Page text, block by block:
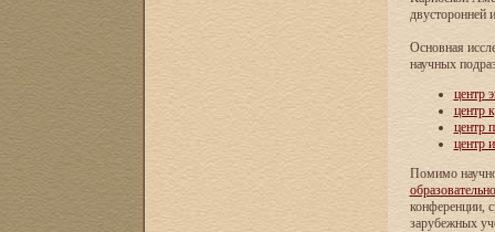
двусторонней
Основная
научных
центр
центр
центр
центр
Помимо
конференции,
зарубежных